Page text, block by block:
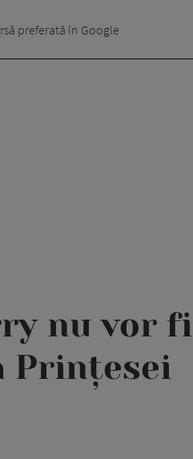
preferată în Google
nu vor fi
Prințesei